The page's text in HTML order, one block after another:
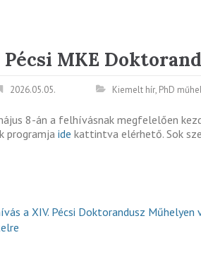
Pécsi MKE
2026.05.05. Kiemelt hír, PhD
8-án a felhívásnak megfelelően
programja ide kattintva elérhető. Sok
a XIV. Pécsi Doktorandusz Műhelyen